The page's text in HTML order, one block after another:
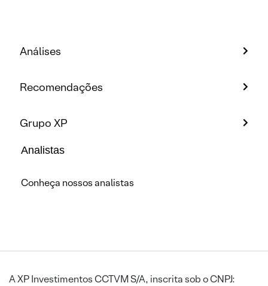
Análises
Recomendações
Grupo XP
Analistas
Conheça nossos analistas
A XP Investimentos CCTVM S/A, inscrita sob o CNPJ: